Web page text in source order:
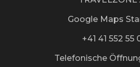
Google Maps
+41 41 552 55
Telefonische